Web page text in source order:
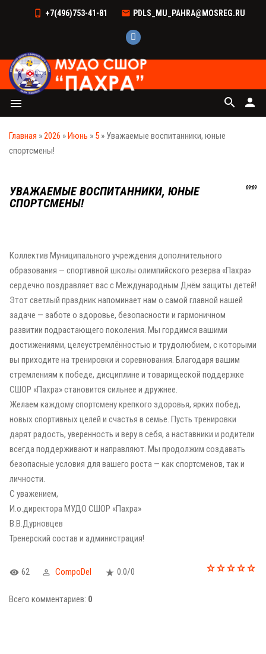
+7(496)753-41-81 PDLS_MU_PAHRA@MOSREG.RU
menu person
search
Главная »2026 »Июнь » 5 » Уважаемые воспитанники, юные
спортсмены!
09:09
УВАЖАЕМЫЕ ВОСПИТАННИКИ, ЮНЫЕ
СПОРТСМЕНЫ!
Коллектив Муниципального учреждения дополнительного
образования — спортивной школы олимпийского резерва «Пахра»
сердечно поздравляет вас с Международным Днём защиты детей!
Этот светлый праздник напоминает нам о самой главной нашей
задаче — заботе о здоровье, безопасности и гармоничном
развитии подрастающего поколения. Мы гордимся вашими
достижениями, целеустремлённостью и трудолюбием, с которыми
вы приходите на тренировки и соревнования. Благодаря вашим
стремлениям к победе, дисциплине и товарищеской поддержке
СШОР «Пахра» становится сильнее и дружнее.
Желаем каждому спортсмену крепкого здоровья, ярких побед,
новых спортивных целей и счастья в семье. Пусть тренировки
дарят радость, уверенность и веру в себя, а наставники и родители
всегда поддерживают и направляют. Мы продолжим создавать
безопасные условия для вашего роста — как спортсменов, так и
личности.
С уважением,
И.о.директора МУДО СШОР «Пахра»
В.В.Дурновцев
Тренерский состав и администрация!
62 CompoDel 0.0/0
Всего комментариев: 0